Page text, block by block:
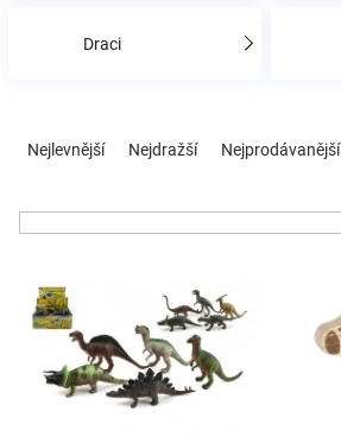
zábava
Těhotenské
oblečení
Draci
Nejlevnější Nejdražší Nejprodávanější